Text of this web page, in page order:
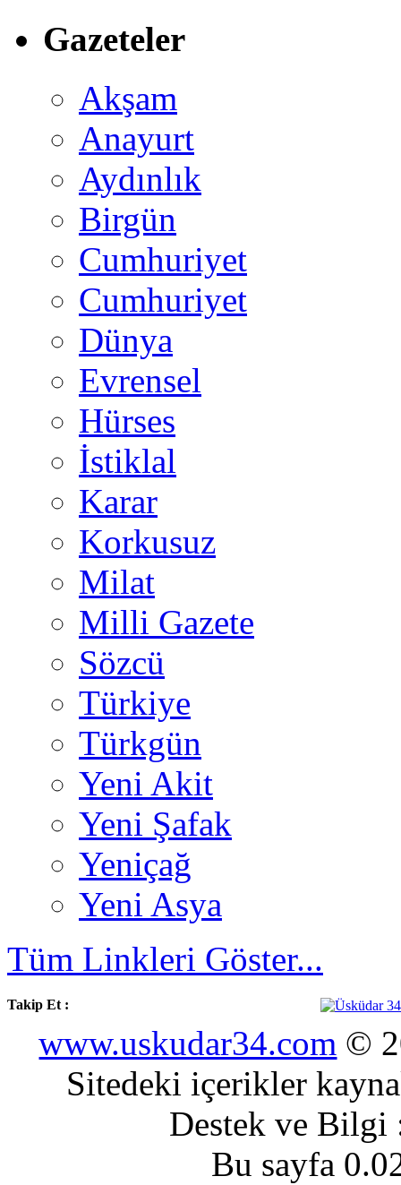
Gazeteler
Akşam
Anayurt
Aydınlık
Birgün
Cumhuriyet
Cumhuriyet
Dünya
Evrensel
Hürses
İstiklal
Karar
Korkusuz
Milat
Milli Gazete
Sözcü
Türkiye
Türkgün
Yeni Akit
Yeni Şafak
Yeniçağ
Yeni Asya
Tüm Linkleri Göster...
Takip Et :
www.uskudar34.com ©
Sitedeki içerikler
Destek ve
Bu sayfa